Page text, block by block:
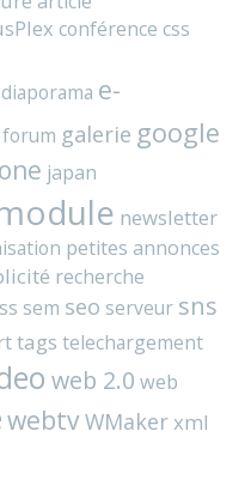
conférence css
diaporama e-
forum galerie google
japan
newsletter
petites annonces
recherche
sem seo serveur sns
tags telechargement
web 2.0 web
webtvWMakerxml